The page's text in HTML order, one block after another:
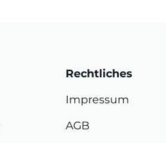
Rechtliches
Impressum
AGB